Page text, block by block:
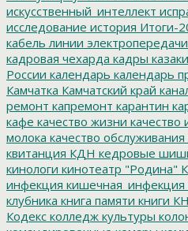
искусственный_интеллект
исследование история Итоги-
кабель линии электропередачи
кадровая чехарда кадры казаки
России календарь календарь
Камчатка Камчатский край
ремонт капремонт карантин
кафе качество жизни качество
молока качество обслуживания
квитанция КДН кедровые
кинологи кинотеатр "Родина"
инфекция кишечная_инфекция
клубника книга памяти книги
Кодекс колледж культуры